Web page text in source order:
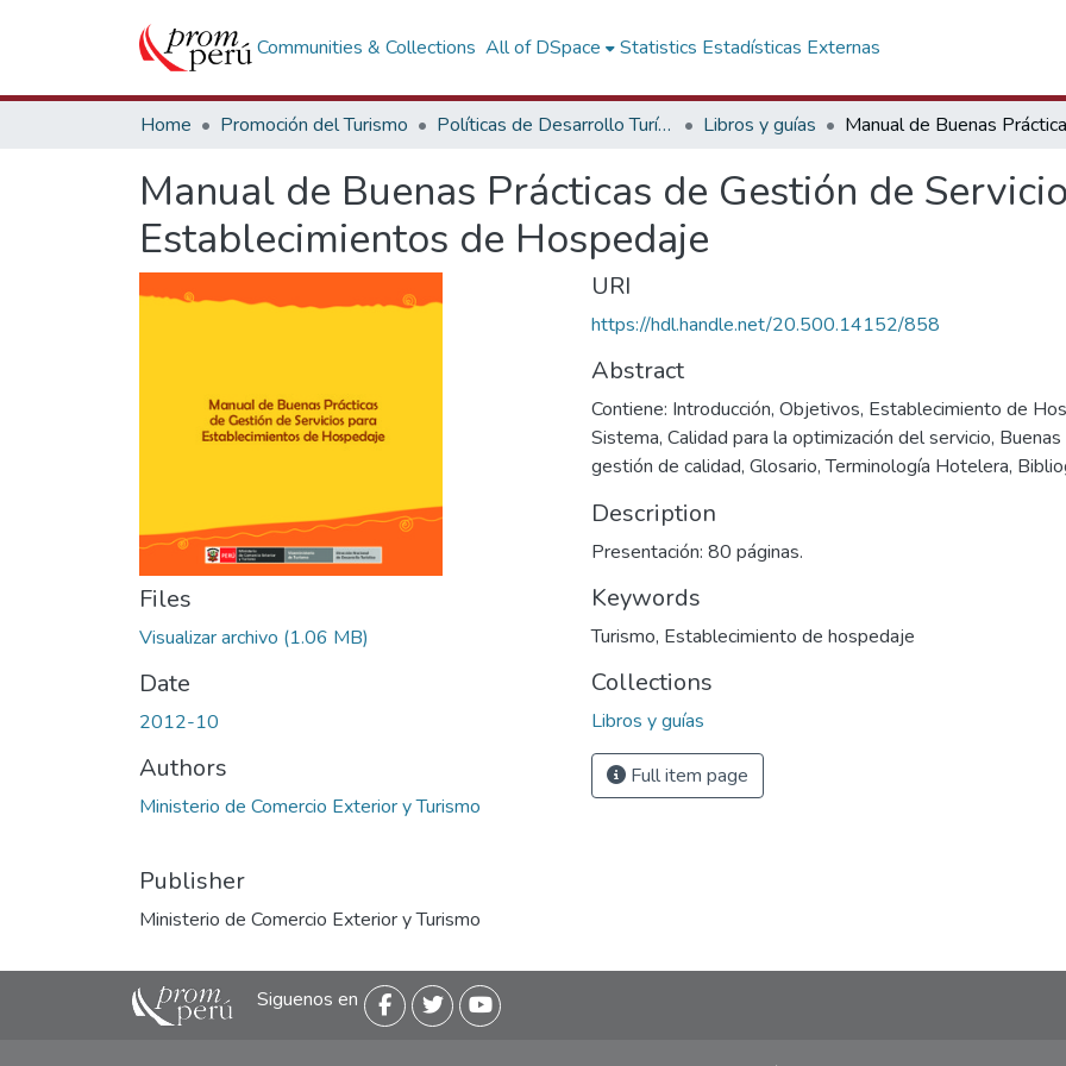
Communities & Collections All of DSpace Statistics Estadísticas Externas
Home Promoción del Turismo Políticas de Desarrollo Turístico Libros y guías
Manual de Buenas Prácticas de Gestión de
Establecimientos de Hospedaje
Files
Visualizar archivo (1.06 MB)
Date
2012-10
Authors
Ministerio de Comercio Exterior y Turismo
Publisher
Ministerio de Comercio Exterior y Turismo
URI
https://hdl.handle.net/20.500.14152/858
Abstract
Contiene: Introducción, Objetivos, Establecimiento de
Sistema, Calidad para la optimización del servicio,
gestión de calidad, Glosario, Terminología Hotelera,
Description
Presentación: 80 páginas.
Keywords
Turismo, Establecimiento de hospedaje
Collections
Libros y guías
Full item page
Siguenos en